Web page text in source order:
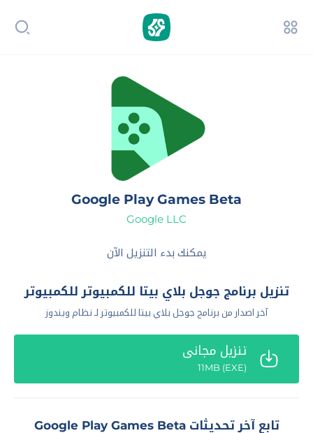
Google Play Games Beta
Google LLC‏
يمكنك بدء التنزيل الآن
تنزيل برنامج جوجل بلاي بيتا للكمبيوتر للكمبيوتر
آخر اصدار من برنامج جوجل بلاي بيتا للكمبيوتر لـ نظام ويندوز
تنزيل مجاني
(EXE) 11MB
تابع آخر تحديثات Google Play Games Beta